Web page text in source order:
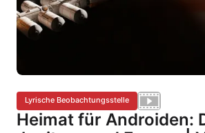
Lyrische Beobachtungsstelle
Heimat für Androiden: